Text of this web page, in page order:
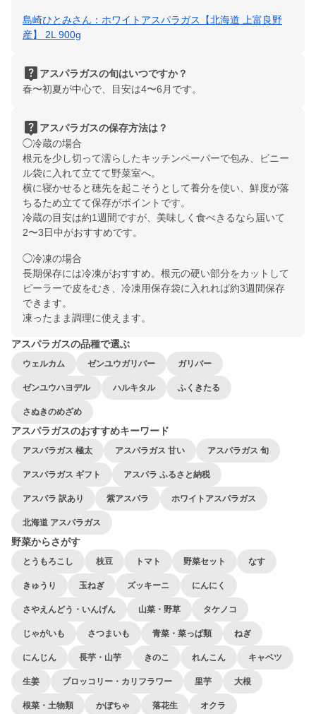
島崎ひとみさん：ホワイトアスパラガス【北海道 上富良野
産】 2L 900g
live_help アスパラガスの旬はいつですか？
春〜初夏が中心で、目安は4〜6月です。
live_help アスパラガスの保存方法は？
◯冷蔵の場合
根元を少し切って濡らしたキッチンペーパーで包み、ビニー
ル袋に入れて立てて野菜室へ。
横に寝かせると穂先を起こそうとして養分を使い、鮮度が落
ちるため立てて保存がポイントです。
冷蔵の目安は約1週間ですが、美味しく食べきるなら届いて
2〜3日中がおすすめです。
◯冷凍の場合
長期保存には冷凍がおすすめ。根元の硬い部分をカットして
ピーラーで皮をむき、冷凍用保存袋に入れれば約3週間保存
できます。
凍ったまま調理に使えます。
アスパラガスの品種で選ぶ
ウェルカム ゼンユウガリバー ガリバー
ゼンユウハヨデル ハルキタル ふくきたる
さぬきのめざめ
アスパラガスのおすすめキーワード
アスパラガス 極太 アスパラガス 甘い アスパラガス 旬
アスパラガス ギフト アスパラ ふるさと納税
アスパラ 訳あり 紫アスパラ ホワイトアスパラガス
北海道 アスパラガス
野菜からさがす
とうもろこし 枝豆 トマト 野菜セット なす
きゅうり 玉ねぎ ズッキーニ にんにく
さやえんどう・いんげん 山菜・野草 タケノコ
じゃがいも さつまいも 青菜・菜っぱ類 ねぎ
にんじん 長芋・山芋 きのこ れんこん キャベツ
生姜 ブロッコリー・カリフラワー 里芋 大根
根菜・土物類 かぼちゃ 落花生 オクラ